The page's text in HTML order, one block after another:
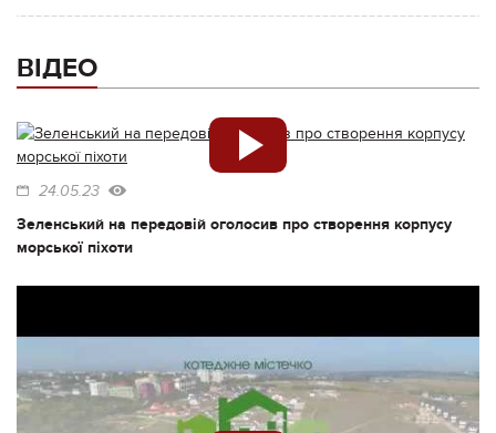
ВІДЕО
24.05.23
Зеленський на передовій оголосив про створення корпусу
морської піхоти